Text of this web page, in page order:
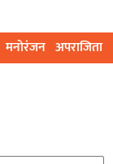
मनोरंजन अपराजिता